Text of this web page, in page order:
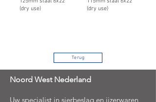
(dry use)
(dry use)
Terug
Noord West Nederland
Uw specialist in sierbeslag en ijzerwaren